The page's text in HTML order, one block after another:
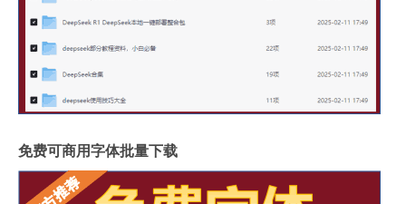
免费可商用字体批量下载